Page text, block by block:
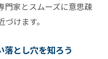
門家とスムーズに意思疎
けます。
落とし穴を知ろう